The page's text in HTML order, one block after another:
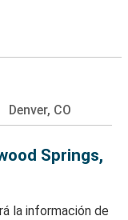
Denver, CO
Springs,
la información de